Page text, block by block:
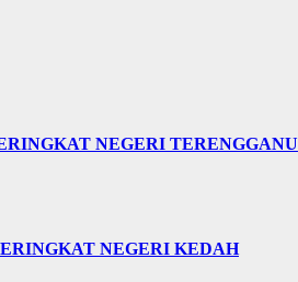
NEGERI TERENGGANU
NEGERI KEDAH